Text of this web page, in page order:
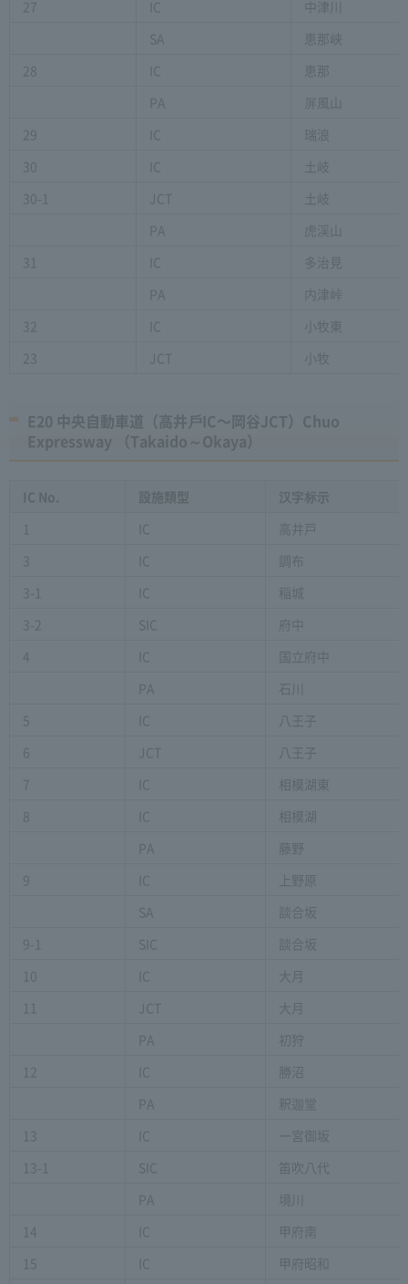
27 IC
中津川
SA
恵那峡
28
IC
恵那
PA
屏風山
29
IC
瑞浪
30
IC
土岐
30-1
JCT
土岐
PA
虎渓山
31
IC
多治見
PA
内津峠
32
IC
小牧東
23
JCT 小牧
E20 中央自動車道（高井⼾IC〜岡谷JCT）Chuo
Expressway （Takaido～Okaya）
1
IC
高井戸
3
IC
調布
3-1
IC
稲城
3-2
SIC
府中
4
IC
国立府中
PA
石川
5
IC
八王子
6
JCT
八王子
7
IC
相模湖東
8
IC
相模湖
PA
藤野
9
IC
上野原
SA
談合坂
9-1
SIC
談合坂
10
IC
大月
11
JCT
大月
PA
初狩
12
IC
勝沼
PA
釈迦堂
13
IC
一宮御坂
13-1
SIC
笛吹八代
PA
境川
14
IC
甲府南
15
IC
甲府昭和